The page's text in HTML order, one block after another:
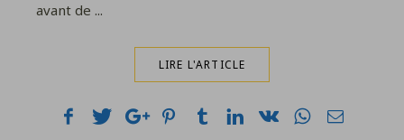
avant de ...
LIRE L'ARTICLE